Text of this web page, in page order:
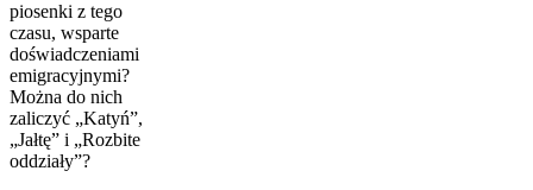
piosenki z tego
czasu, wsparte
doświadczeniami
emigracyjnymi?
Można do nich
zaliczyć „Katyń”,
„Jałtę” i „Rozbite
oddziały”?